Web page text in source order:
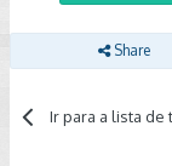
Share
Ir para a lista de